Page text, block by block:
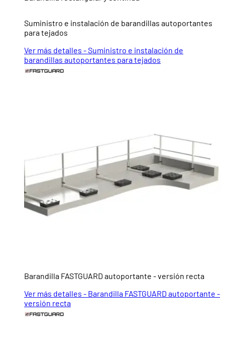
Suministro e instalación de barandillas autoportantes
para tejados
Ver más detalles - Suministro e instalación de
barandillas autoportantes para tejados
Barandilla FASTGUARD autoportante - versión recta
Ver más detalles - Barandilla FASTGUARD autoportante -
versión recta